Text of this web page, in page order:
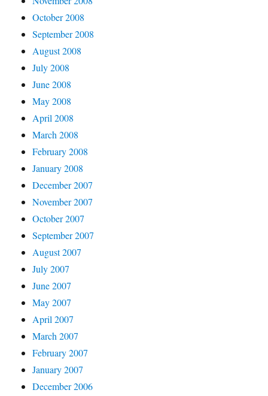
October 2008
September 2008
August 2008
July 2008
June 2008
May 2008
April 2008
March 2008
February 2008
January 2008
December 2007
November 2007
October 2007
September 2007
August 2007
July 2007
June 2007
May 2007
April 2007
March 2007
February 2007
January 2007
December 2006